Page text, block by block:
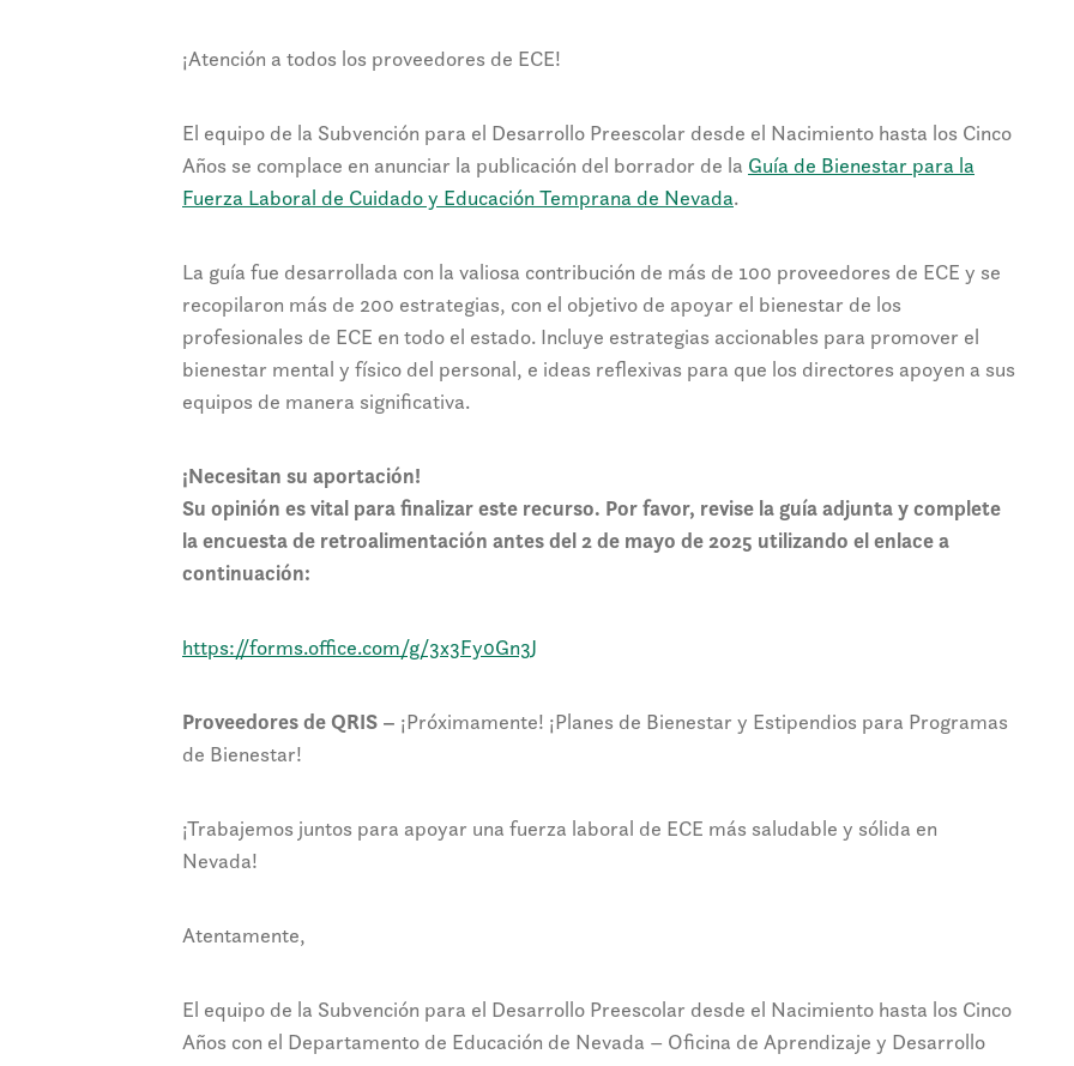
¡Atención a todos los proveedores de ECE!
El equipo de la Subvención para el Desarrollo Preescolar desde el Nacimiento hasta los Cinco
Años se complace en anunciar la publicación del borrador de la Guía de Bienestar para la
Fuerza Laboral de Cuidado y Educación Temprana de Nevada.
La guía fue desarrollada con la valiosa contribución de más de 100 proveedores de ECE y se
recopilaron más de 200 estrategias, con el objetivo de apoyar el bienestar de los
profesionales de ECE en todo el estado. Incluye estrategias accionables para promover el
bienestar mental y físico del personal, e ideas reflexivas para que los directores apoyen a sus
equipos de manera significativa.
¡Necesitan su aportación!
Su opinión es vital para finalizar este recurso. Por favor, revise la guía adjunta y complete
la encuesta de retroalimentación antes del 2 de mayo de 2025 utilizando el enlacea
continuación:
https://forms.office.com/g/3x3Fy0Gn3J
Proveedores de QRIS – ¡Próximamente! ¡Planes de Bienestar y Estipendios para Programas
de Bienestar!
¡Trabajemos juntos para apoyar una fuerza laboral de ECE más saludable y sólida en
Nevada!
Atentamente,
El equipo de la Subvención para el Desarrollo Preescolar desde el Nacimiento hasta los Cinco
Años con el Departamento de Educación de Nevada – Oficina de Aprendizaje y Desarrollo